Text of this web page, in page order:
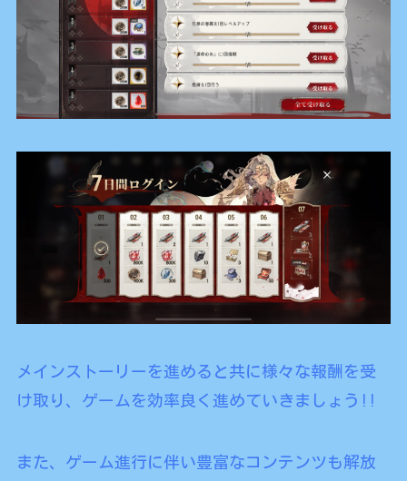
メインストーリーを進めると共に様々な報酬を受
け取り、ゲームを効率良く進めていきましょう!!
また、ゲーム進行に伴い豊富なコンテンツも解放